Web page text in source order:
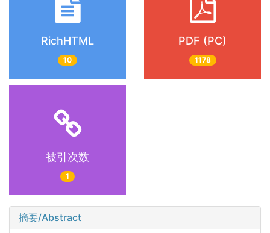
RichHTML
10
PDF (PC)
1178
被引次数
1
摘要/Abstract